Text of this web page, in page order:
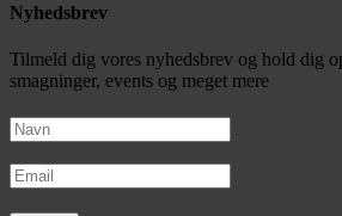
Nyhedsbrev
Tilmeld dig vores nyhedsbrev og hold dig
smagninger, events og meget mere